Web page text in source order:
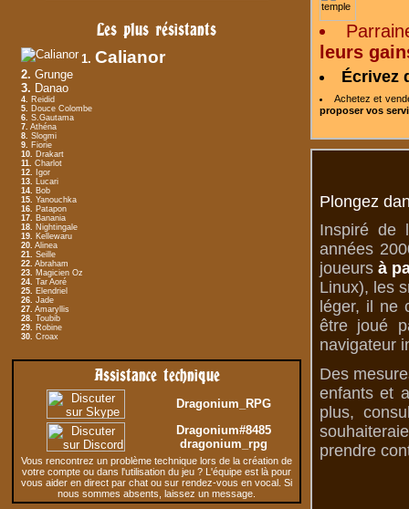
Les plus résistants
1. Calianor
2. Grunge
3. Danao
4. Reidid
5. Douce Colombe
6. S.Gautama
7. Athéna
8. Slogmi
9. Fiorie
10. Drakart
11. Charlot
12. Igor
13. Lucari
14. Bob
15. Yanouchka
16. Patapon
17. Banania
18. Nightingale
19. Kellewaru
20. Alinea
21. Seille
22. Abraham
23. Magicien Oz
24. Tar Aoré
25. Elendriel
26. Jade
27. Amaryllis
28. Toubib
29. Robine
30. Croax
Assistance technique
Dragonium_RPG
Dragonium#8485
dragonium_rpg
Vous rencontrez un problème technique lors de la création de
votre compte ou dans l'utilisation du jeu ? L'équipe est là pour
vous aider en direct par chat ou sur rendez-vous en vocal. Si
nous sommes absents, laissez un message.
leurs
Écrivez
Achetez et
proposer vos
Plongez
Inspiré de
années
joueursà
Linux), les
léger, il ne
être joué
navigateur
Des
enfants et
plus,
prendre